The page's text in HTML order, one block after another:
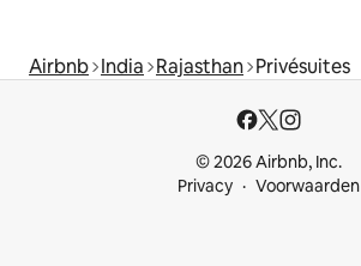
Airbnb India Rajasthan Privésuites
© 2026 Airbnb, Inc.
Privacy
Voorwaarden